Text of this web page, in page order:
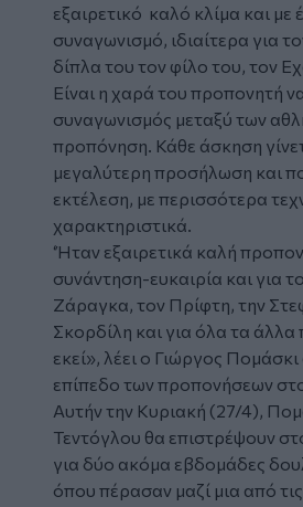
εξαιρετικό καλό κλίμα και με
συναγωνισμό, ιδιαίτερα για
δίπλα του τον φίλο του, τον
Είναι η χαρά του προπονητή
συναγωνισμός μεταξύ των
προπόνηση. Κάθε άσκηση
μεγαλύτερη προσήλωση και
εκτέλεση, με περισσότερα
χαρακτηριστικά.
‘Ήταν εξαιρετικά καλή
συνάντηση-ευκαιρία και για
Ζάραγκα, τον Πρίφτη, την
Σκορδίλη και για όλα τα άλλα
εκεί», λέει ο Γιώργος Πομάσκι
επίπεδο των προπονήσεων
Αυτήν την Κυριακή (27/4),
Τεντόγλου θα επιστρέψουν
για δύο ακόμα εβδομάδες
όπου πέρασαν μαζί μια από